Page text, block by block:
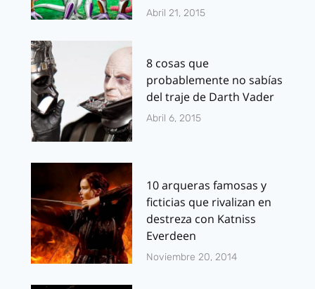
Abril 21, 2015
8 cosas que
probablemente no sabías
del traje de Darth Vader
Abril 6, 2015
10 arqueras famosas y
ficticias que rivalizan en
destreza con Katniss
Everdeen
Noviembre 20, 2014